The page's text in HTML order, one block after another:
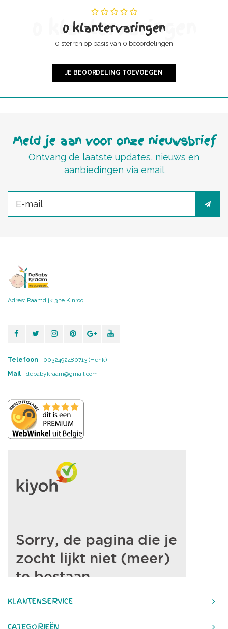
0 klantervaringen
0 klantervaringen
0 sterren op basis van 0 beoordelingen
JE BEOORDELING TOEVOEGEN
Meld je aan voor onze nieuwsbrief
Ontvang de laatste updates, nieuws en
aanbiedingen via email
Adres: Raamdijk 3 te Kinrooi
Telefoon
0032492480713 (Henk)
Mail
debabykraam@gmail.com
KLANTENSERVICE
CATEGORIEËN